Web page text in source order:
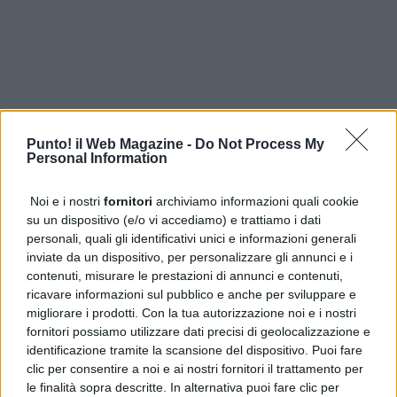
Punto! il Web Magazine - Do Not Process My
Personal Information
Noi e i nostri fornitori archiviamo informazioni quali cookie
su un dispositivo (e/o vi accediamo) e trattiamo i dati
personali, quali gli identificativi unici e informazioni generali
inviate da un dispositivo, per personalizzare gli annunci e i
contenuti, misurare le prestazioni di annunci e contenuti,
ricavare informazioni sul pubblico e anche per sviluppare e
migliorare i prodotti. Con la tua autorizzazione noi e i nostri
fornitori possiamo utilizzare dati precisi di geolocalizzazione e
identificazione tramite la scansione del dispositivo. Puoi fare
clic per consentire a noi e ai nostri fornitori il trattamento per
le finalità sopra descritte. In alternativa puoi fare clic per
ULTIME DALLA PRIMA
Ebola in Congo, UNICEF: 743 casi tra i bambini e 330
decessi
Guasto all’Acquedotto Campano, stop all’acqua tra
Qualiano e Villaricca